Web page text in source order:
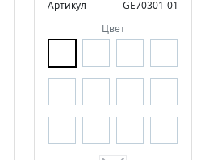
Артикул
GE70301-01
Цвет